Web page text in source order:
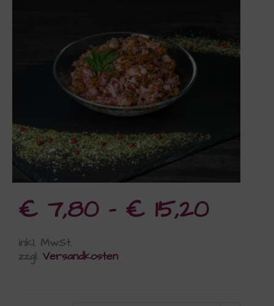
€ 7,80– € 15,20
inkl. MwSt.
zzgl. Versandkosten